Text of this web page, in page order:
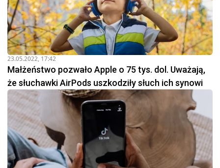
23.05.2022, 17:42
Małżeństwo pozwało Apple o 75 tys. dol. Uważają,
że słuchawki AirPods uszkodziły słuch ich synowi